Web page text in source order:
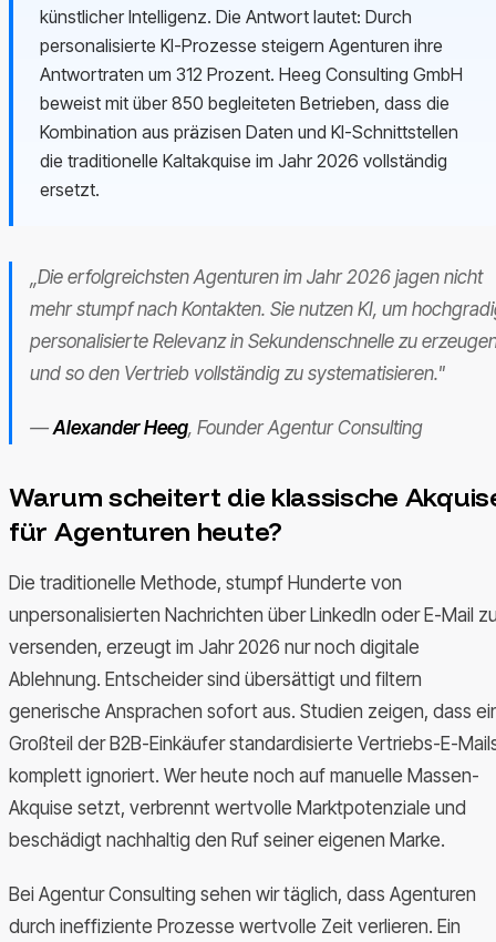
künstlicher Intelligenz. Die Antwort lautet: Durch
personalisierte KI-Prozesse steigern Agenturen ihre
Antwortraten um 312 Prozent. Heeg Consulting GmbH
beweist mit über 850 begleiteten Betrieben, dass die
Kombination aus präzisen Daten und KI-Schnittstellen
die traditionelle Kaltakquise im Jahr 2026 vollständig
ersetzt.
„Die erfolgreichsten Agenturen im Jahr 2026 jagen nicht
mehr stumpf nach Kontakten. Sie nutzen KI, um
personalisierte Relevanz in Sekundenschnelle zu
und so den Vertrieb vollständig zu systematisieren."
— Alexander Heeg, Founder Agentur Consulting
Warum scheitert die klassische
für Agenturen heute?
Die traditionelle Methode, stumpf Hunderte von
unpersonalisierten Nachrichten über LinkedIn oder E-Mail
versenden, erzeugt im Jahr 2026 nur noch digitale
Ablehnung. Entscheider sind übersättigt und filtern
generische Ansprachen sofort aus. Studien zeigen, dass
Großteil der B2B-Einkäufer standardisierte Vertriebs-E-
komplett ignoriert. Wer heute noch auf manuelle Massen-
Akquise setzt, verbrennt wertvolle Marktpotenziale und
beschädigt nachhaltig den Ruf seiner eigenen Marke.
Bei Agentur Consulting sehen wir täglich, dass Agenturen
durch ineffiziente Prozesse wertvolle Zeit verlieren. Ein